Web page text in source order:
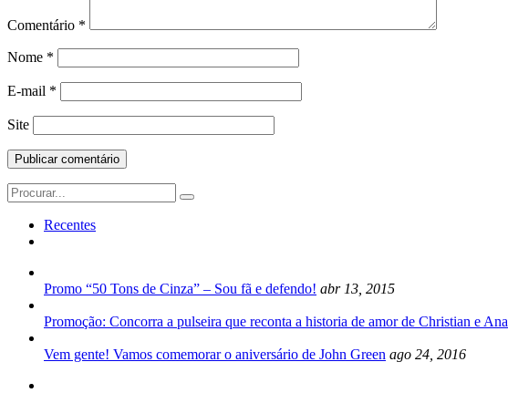
Comentário *
Nome *
E-mail *
Site
Search
for:
Recentes
Promo “50 Tons de Cinza” – Sou fã e defendo! abr 13, 2015
Promoção: Concorra a pulseira que reconta a historia de amor de Christian e Ana
Vem gente! Vamos comemorar o aniversário de John Green ago 24, 2016